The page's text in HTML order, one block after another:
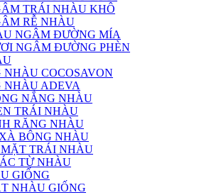
TRÁI NHÀU KHÔ
RỄ NHÀU
NGÂM ĐƯỜNG MÍA
NGÂM ĐƯỜNG PHÈN
COCOSAVON
NHÀU ADEVA
NẮNG NHÀU
TRÁI NHÀU
RĂNG NHÀU
BÔNG NHÀU
MẶT TRÁI NHÀU
TỪ NHÀU
GIỐNG
NHÀU GIỐNG